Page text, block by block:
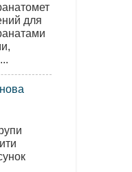
для